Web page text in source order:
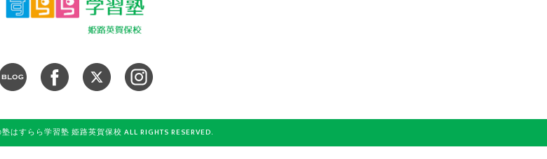
はすらら学習塾 姫路英賀保校 ALL RIGHTS RESERVED.